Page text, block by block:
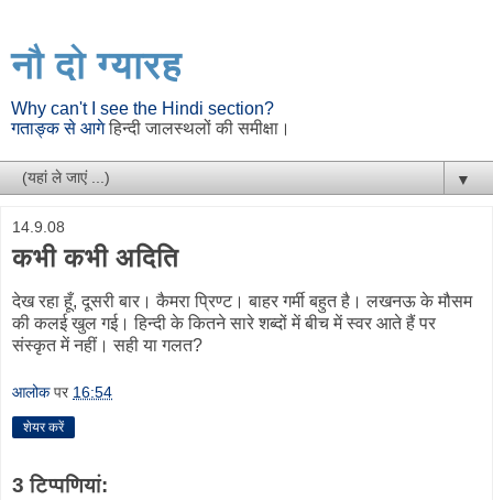
नौ दो ग्यारह
Why can't I see the Hindi section?
गताङ्क से आगेहिन्दी जालस्थलों की समीक्षा।
▼
14.9.08
कभी कभी अदिति
देख रहा हूँ, दूसरी बार। कैमरा प्रिण्ट। बाहर गर्मी बहुत है। लखनऊ के मौसम
की कलई खुल गई। हिन्दी के कितने सारे शब्दों में बीच में स्वर आते हैं पर
संस्कृत में नहीं। सही या गलत?
आलोक पर 16:54
शेयर करें
3 टिप्‍पणियां: